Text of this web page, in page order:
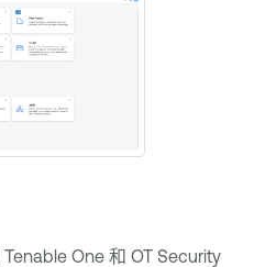
Tenable One和 OT Security